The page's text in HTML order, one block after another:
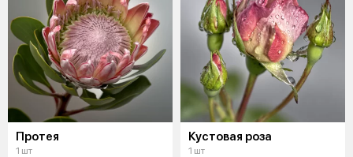
Протея
1 шт
Кустовая роза
1 шт